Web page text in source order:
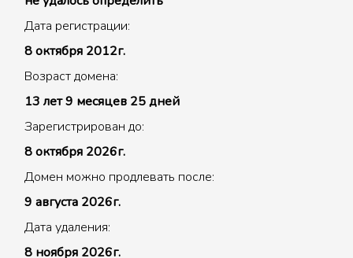
Дата регистрации:
8 октября 2012г.
Возраст домена:
13 лет 9 месяцев 25 дней
Зарегистрирован до:
8 октября 2026г.
Домен можно продлевать после:
9 августа 2026г.
Дата удаления:
8 ноября 2026г.